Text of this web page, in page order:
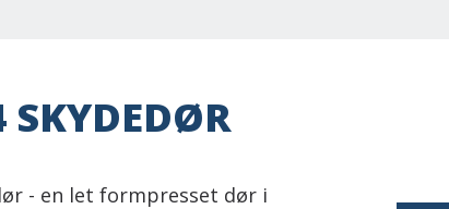
SKYDEDØR
- en let formpresset dør i